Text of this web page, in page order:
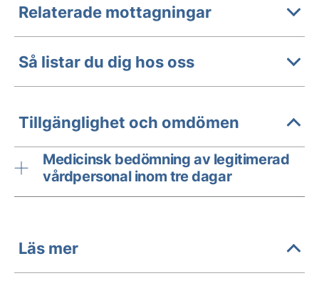
Relaterade mottagningar
Så listar du dig hos oss
Tillgänglighet och omdömen
Medicinsk bedömning av legitimerad
vårdpersonal inom tre dagar
Läs mer